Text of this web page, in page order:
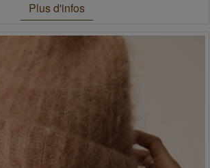
Plus d'infos